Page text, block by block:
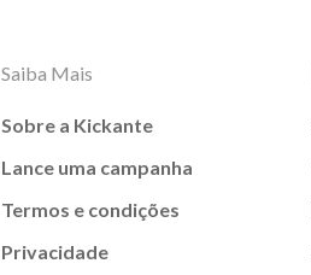
Saiba Mais
Sobre a Kickante
Lance uma campanha
Termos e condições
Privacidade